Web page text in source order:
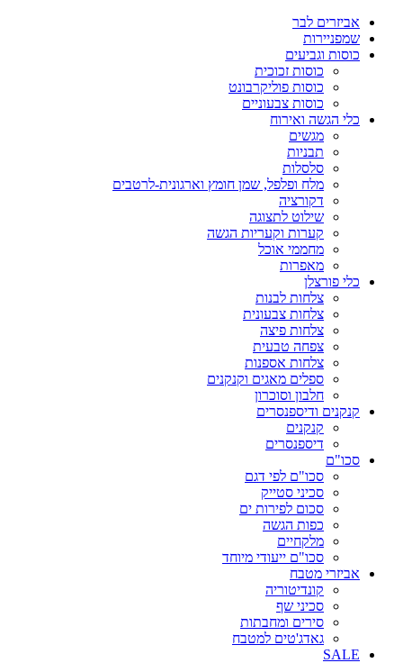
אביזרים לבר
שמפניירות
כוסות וגביעים
כוסות זכוכית
כוסות פוליקרבונט
כוסות צבעוניים
כלי הגשה ואירוח
מגשים
תבניות
סלסלות
מלח ופלפל, שמן חומץ וארגונית-לרטבים
דקורציה
שילוט לתצוגה
קערות וקעריות הגשה
מחממי אוכל
מאפרות
כלי פורצלן
צלחות לבנות
צלחות צבעונית
צלחות פיצה
צפחה טבעית
צלחות אספנות
ספלים מאגים וקנקנים
חלבון וסוכרון
קנקנים ודיספנסרים
קנקנים
דיספנסרים
סכו"ם
סכו"ם לפי דגם
סכיני סטייק
סכום לפירות ים
כפות הגשה
מלקחיים
סכו"ם ייעודי מיוחד
אביזרי מטבח
קונדיטוריה
סכיני שף
סירים ומחבתות
גאדג'טים למטבח
SALE